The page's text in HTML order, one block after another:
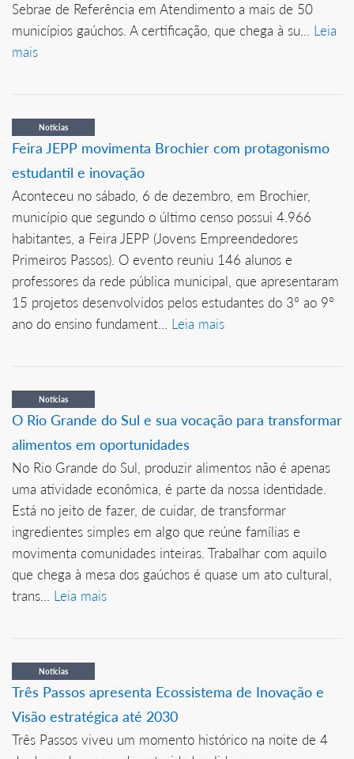
Sebrae de Referência em Atendimento a mais de 50
municípios gaúchos. A certificação, que chega à su... Leia
mais
Notícias
Feira JEPP movimenta Brochier com protagonismo
estudantil e inovação
Aconteceu no sábado, 6 de dezembro, em Brochier,
município que segundo o último censo possui 4.966
habitantes, a Feira JEPP (Jovens Empreendedores
Primeiros Passos). O evento reuniu 146 alunos e
professores da rede pública municipal, que apresentaram
15 projetos desenvolvidos pelos estudantes do 3º ao 9º
ano do ensino fundament... Leia mais
Notícias
O Rio Grande do Sul e sua vocação para transformar
alimentos em oportunidades
No Rio Grande do Sul, produzir alimentos não é apenas
uma atividade econômica, é parte da nossa identidade.
Está no jeito de fazer, de cuidar, de transformar
ingredientes simples em algo que reúne famílias e
movimenta comunidades inteiras. Trabalhar com aquilo
que chega à mesa dos gaúchos é quase um ato cultural,
trans... Leia mais
Notícias
Três Passos apresenta Ecossistema de Inovação e
Visão estratégica até 2030
Três Passos viveu um momento histórico na noite de 4